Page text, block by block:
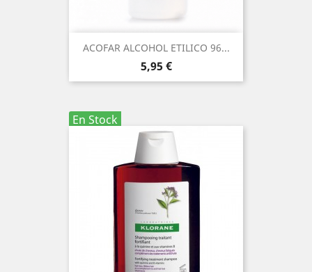
ACOFAR ALCOHOL ETILICO 96...
Precio
5,95 €
En Stock